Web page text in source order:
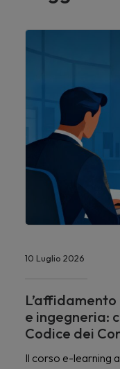
10 Luglio 2026
e ingegneria:
Codice dei
Il corso e-learning